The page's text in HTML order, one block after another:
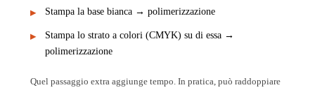
Stampa la base bianca → polimerizzazione
Stampa lo strato a colori (CMYK) su di essa →
polimerizzazione
Quel passaggio extra aggiunge tempo. In pratica, può raddoppiare